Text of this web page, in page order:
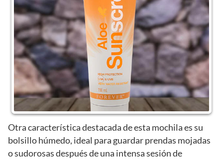
Otra característica destacada de esta mochila es su
bolsillo húmedo, ideal para guardar prendas mojadas
o sudorosas después de una intensa sesión de